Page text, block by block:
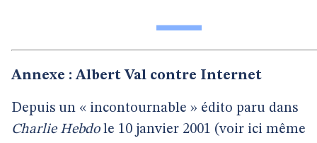
Annexe : Albert Val contre Internet
Depuis un « incontournable » édito paru dans
Charlie Hebdo le 10 janvier 2001 (voir ici même